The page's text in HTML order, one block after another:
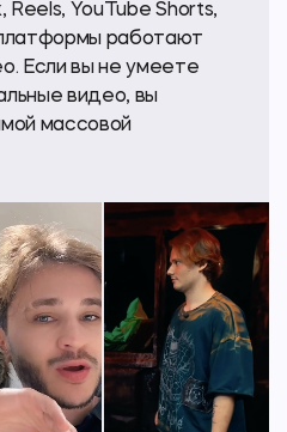
Reels, YouTube Shorts,
работают
Если вы не умеете
видео, вы
массовой